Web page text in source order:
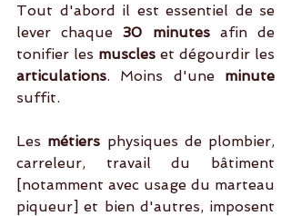
Tout d'abord il est essentiel de se
lever chaque 30 minutes afin de
tonifier les muscles
articulations. Moins d'une minute
suffit.
Les métiers physiques de plombier,
carreleur, travail du bâtiment
[notamment avec usage du marteau
piqueur] et bien d'autres, imposent